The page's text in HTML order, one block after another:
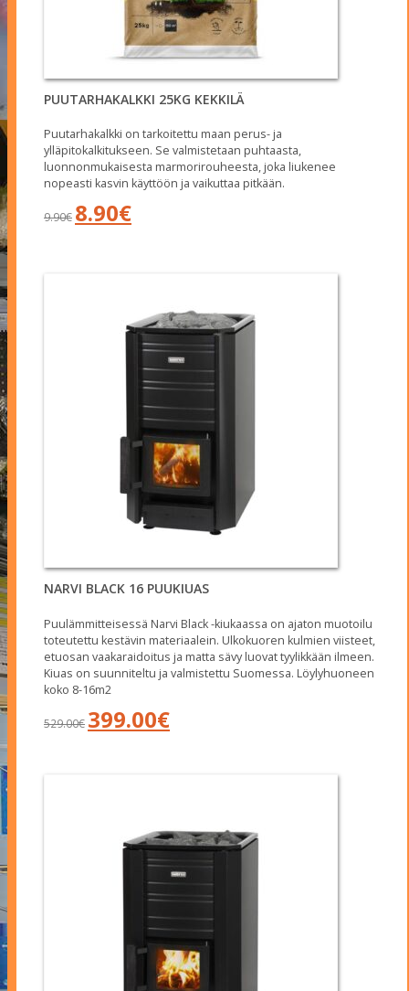
PUUTARHAKALKKI 25KG KEKKILÄ
Puutarhakalkki on tarkoitettu maan perus- ja
ylläpitokalkitukseen. Se valmistetaan puhtaasta,
luonnonmukaisesta marmorirouheesta, joka liukenee
nopeasti kasvin käyttöön ja vaikuttaa pitkään.
9.90€
Alkuperäinen
hinta
8.90€Nykyinen
hinta
NARVI BLACK 16 PUUKIUAS
Puulämmitteisessä Narvi Black -kiukaassa on ajaton muotoilu
toteutettu kestävin materiaalein. Ulkokuoren kulmien viisteet,
etuosan vaakaraidoitus ja matta sävy luovat tyylikkään ilmeen.
Kiuas on suunniteltu ja valmistettu Suomessa. Löylyhuoneen
koko 8-16m2
529.00€
Alkuperäinen
hinta
399.00€Nykyinen
hinta